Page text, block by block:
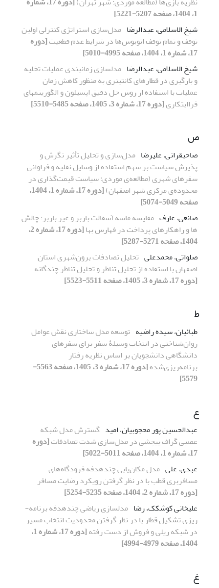
1، 1404، صفحه 5207-5221]
شیخ الاسلامی، عبدالرضا مدل‌سازی استراتژی کنترلی اولین
توقف و تمام توقف اتوبوس‌ها در شرایط عدم قطعیت[دوره
17، شماره 1، 1404، صفحه 4995-5010]
شیخ الاسلامی، عبدالرضا مدل­سازی زمان­بندی عملیات تخلیه
و بارگیری در قطارهای کانتینری به منظور کاهش زمان
عملیات با استفاده از روش حل دقیق اپسیلون و الگوریتم­های
فراابتکاری[دوره 17، شماره 3، 1405، صفحه 5485-5510]
ص
صاحبقرانی، علیرضا مدل‌سازی و تحلیل تأثیر نگرش‌ و
پذیرش سیاست بر سهم استفاده از وسایل نقلیه و فراوانی
سفرهای شهری (مطالعه‎‌ی موردی: سیاست قیمت‌گذاری در
محدوده‌ی مرکزی شهر اصفهان)
[دوره 17، شماره 1، 1404،
صفحه 5049-5074]
صانعی، عارف مقایسه ماسه آسفالت باربر و غیر باربر: چالش
ها و راهکارهای پرداخت در فهارس بها
[دوره 17، شماره 2،
1404، صفحه 5271-5287]
صلواتی، محمدعلی تحلیل تصادفات برون‌شهری استان
اصفهان با استفاده از تحلیل تناظر و تحلیل تناظر چندگانه
[دوره 17، شماره 3، 1405، صفحه 5511-5523]
ط
طبائیان، سیده راضیه توسعه مدل ساختاری نقش عوامل
روان‌شناختی در انتخاب وسیلۀ سفر برای سفر‌های
دانشگاهی دانشجویان بر اساس نظریه رفتار
برنامه‌ریزی‌شده
[دوره 17، شماره 3، 1405، صفحه 5563-
5579]
ع
عبدالحسین پور محجوبیان، امید گسترش مدل شبکه
عصبی گراف پیچشی در مدل‌سازی شدت تصادفات[دوره
17، شماره 1، 1404، صفحه 5011-5022]
عبدی، علی مدل مکان‌یابی چندهدفه فرودگاه‌های
مسافربری قطب با در نظر گرفتن رویکرد رضایت مسافر
[دوره 17، شماره 2، 1404، صفحه 5235-5254]
علیخانی کوشکک، رضا مدل­سازی ریاضی چندهدفه برنامه­
ریزی تشکیل قطار با در نظر گرفتن محدودیت انتخاب مسیر
در شبکه ریلی و فروش از دست رفته
[دوره 17، شماره 1،
1404، صفحه 4979-4994]
غ